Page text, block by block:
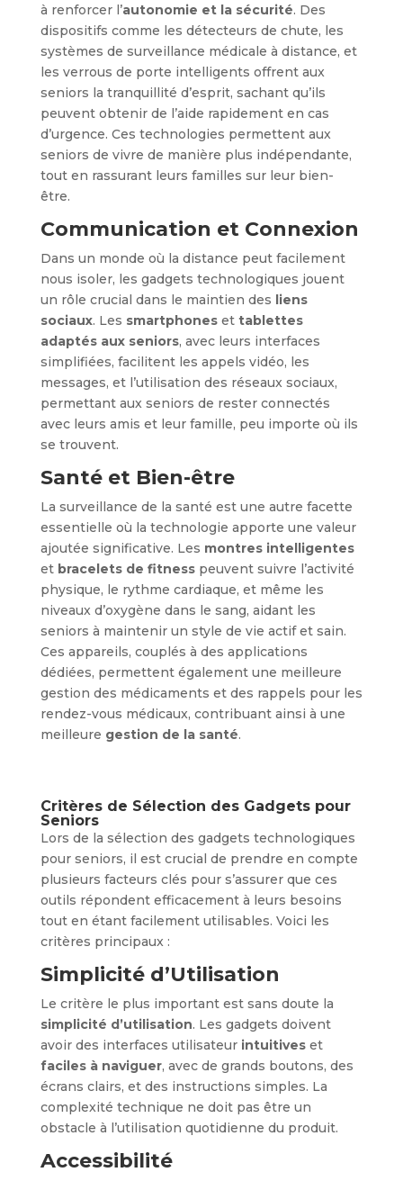
à renforcer l’autonomie et la sécurité. Des
dispositifs comme les détecteurs de chute, les
systèmes de surveillance médicale à distance, et
les verrous de porte intelligents offrent aux
seniors la tranquillité d’esprit, sachant qu’ils
peuvent obtenir de l’aide rapidement en cas
d’urgence. Ces technologies permettent aux
seniors de vivre de manière plus indépendante,
tout en rassurant leurs familles sur leur bien-
être.
Communication et Connexion
Dans un monde où la distance peut facilement
nous isoler, les gadgets technologiques jouent
un rôle crucial dans le maintien des liens
sociaux. Les smartphoneset tablettes
adaptés aux seniors, avec leurs interfaces
simplifiées, facilitent les appels vidéo, les
messages, et l’utilisation des réseaux sociaux,
permettant aux seniors de rester connectés
avec leurs amis et leur famille, peu importe où ils
se trouvent.
Santé et Bien-être
La surveillance de la santé est une autre facette
essentielle où la technologie apporte une valeur
ajoutée significative. Les montres intelligentes
et bracelets de fitnesspeuvent suivre l’activité
physique, le rythme cardiaque, et même les
niveaux d’oxygène dans le sang, aidant les
seniors à maintenir un style de vie actif et sain.
Ces appareils, couplés à des applications
dédiées, permettent également une meilleure
gestion des médicaments et des rappels pour les
rendez-vous médicaux, contribuant ainsi à une
meilleure gestion de la santé.
Critères de Sélection des Gadgets pour
Seniors
Lors de la sélection des gadgets technologiques
pour seniors, il est crucial de prendre en compte
plusieurs facteurs clés pour s’assurer que ces
outils répondent efficacement à leurs besoins
tout en étant facilement utilisables. Voici les
critères principaux :
Simplicité d’Utilisation
Le critère le plus important est sans doute la
simplicité d’utilisation. Les gadgets doivent
avoir des interfaces utilisateur intuitiveset
faciles à naviguer, avec de grands boutons, des
écrans clairs, et des instructions simples. La
complexité technique ne doit pas être un
obstacle à l’utilisation quotidienne du produit.
Accessibilité